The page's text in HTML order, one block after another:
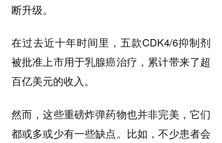
断升级。
在过去近十年时间里，五款CDK4/6抑制剂
被批准上市用于乳腺癌治疗，累计带来了超
百亿美元的收入。
然而，这些重磅炸弹药物也并非完美，它们
都或多或少有一些缺点。比如，不少患者会